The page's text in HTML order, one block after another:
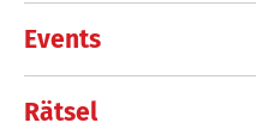
Events
Rätsel